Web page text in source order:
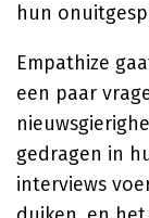
hun
Empathize
een paar
gedragen in
interviews